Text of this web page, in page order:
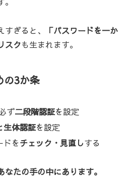
ぎると、
「パスワードを一か
スクも生まれます。
の3か条
ず二段階認証を設定
生体認証を設定
ドをチェック・見直しする
たの手の中にあります。